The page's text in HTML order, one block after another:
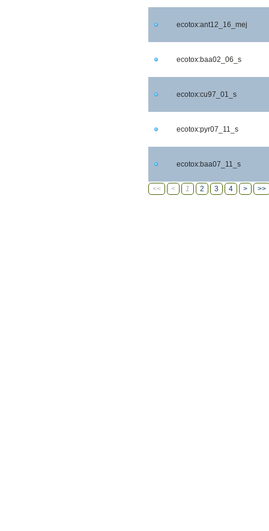
ecotox:ant12_16_mej
ecotox:baa02_06_s
ecotox:cu97_01_s
ecotox:pyr07_11_s
ecotox:baa07_11_s
<< < 1 2 3 4 > >>